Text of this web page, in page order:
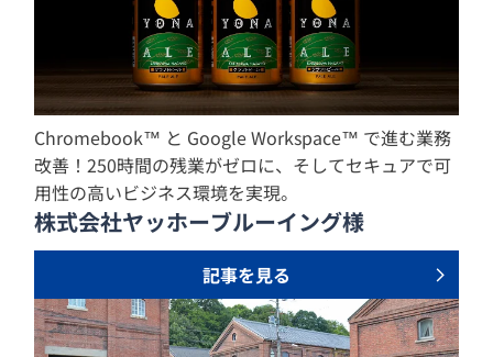
Chromebook™ と Google Workspace™ で進む業務
改善！250時間の残業がゼロに、そしてセキュアで可
用性の高いビジネス環境を実現。
株式会社ヤッホーブルーイング様
記事を見る